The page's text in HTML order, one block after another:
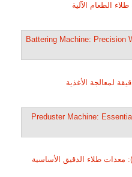
الطعام الآلية
لمعالجة الأغذية
آلة التنظيف المسبق (preduster): معدات طلاء الدقيق الأساسية